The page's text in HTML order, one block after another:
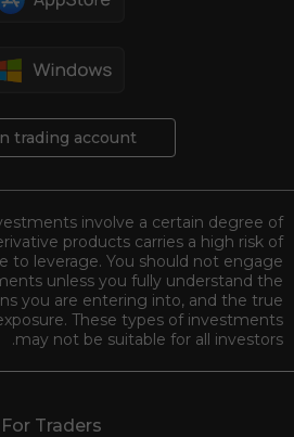
trading account
involve a certain degree of
products carries a high risk of
to leverage. You should not engage
unless you fully understand the
you are entering into, and the true
These types of investments
may not be suitable for all investors.
For Traders